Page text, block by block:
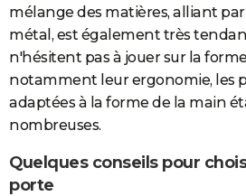
mélange des matières, alliant
métal, est également très
n'hésitent pas à jouer sur la
notamment leur ergonomie, les
adaptées à la forme de la main
nombreuses.
Quelques conseils pour
porte